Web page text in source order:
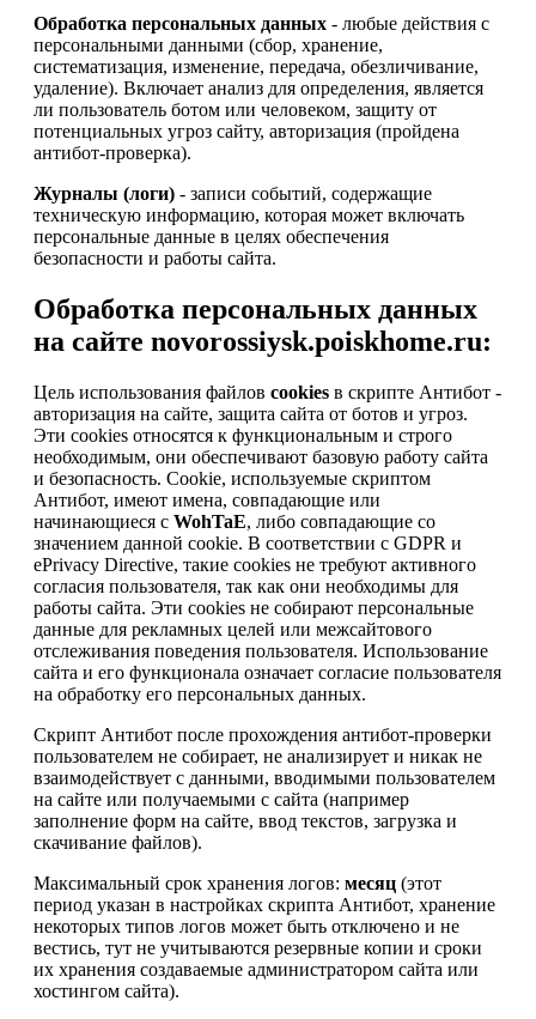
Обработка персональных данных - любые действия с
персональными данными (сбор, хранение,
систематизация, изменение, передача, обезличивание,
удаление). Включает анализ для определения, является
ли пользователь ботом или человеком, защиту от
потенциальных угроз сайту, авторизация (пройдена
антибот-проверка).
Журналы (логи) - записи событий, содержащие
техническую информацию, которая может включать
персональные данные в целях обеспечения
безопасности и работы сайта.
Обработка персональных данных
на сайте novorossiysk.poiskhome.ru:
Цель использования файлов cookies в скрипте Антибот -
авторизация на сайте, защита сайта от ботов и угроз.
Эти cookies относятся к функциональным и строго
необходимым, они обеспечивают базовую работу сайта
и безопасность. Cookie, используемые скриптом
Антибот, имеют имена, совпадающие или
начинающиеся с WohTaE, либо совпадающие со
значением данной cookie. В соответствии с GDPR и
ePrivacy Directive, такие cookies не требуют активного
согласия пользователя, так как они необходимы для
работы сайта. Эти cookies не собирают персональные
данные для рекламных целей или межсайтового
отслеживания поведения пользователя. Использование
сайта и его функционала означает согласие пользователя
на обработку его персональных данных.
Скрипт Антибот после прохождения антибот-проверки
пользователем не собирает, не анализирует и никак не
взаимодействует с данными, вводимыми пользователем
на сайте или получаемыми с сайта (например
заполнение форм на сайте, ввод текстов, загрузка и
скачивание файлов).
Максимальный срок хранения логов: месяц (этот
период указан в настройках скрипта Антибот, хранение
некоторых типов логов может быть отключено и не
вестись, тут не учитываются резервные копии и сроки
их хранения создаваемые администратором сайта или
хостингом сайта).